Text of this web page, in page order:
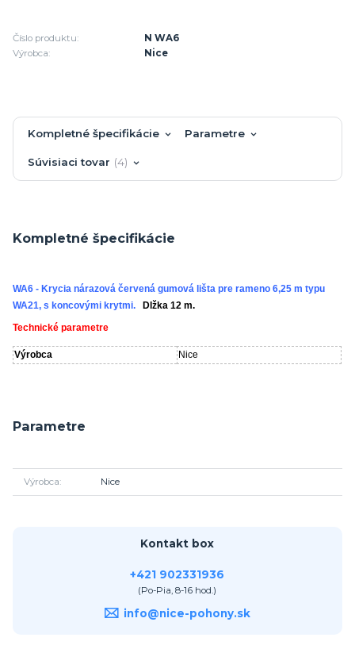
Číslo produktu:
N WA6
Výrobca:
Nice
Kompletné špecifikácie Parametre
Súvisiaci tovar 4
Kompletné špecifikácie
WA6 - Krycia nárazová červená gumová lišta pre rameno 6,25 m typu
WA21, s koncovými krytmi.
Dlžka 12 m.
Technické parametre
Výrobca Nice
Parametre
Výrobca Nice
Kontakt box
+421 902331936
(Po-Pia, 8-16 hod.)
info@nice-pohony.sk